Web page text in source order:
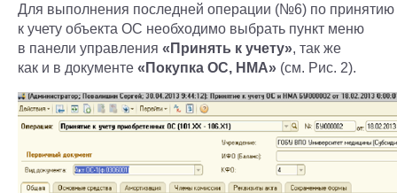
Для выполнения последней операции (№6) по принятию
к учету объекта ОС необходимо выбрать пункт меню
в панели управления «Принять к учету», так же
как и в документе «Покупка ОС, НМА» (см. Рис. 2).